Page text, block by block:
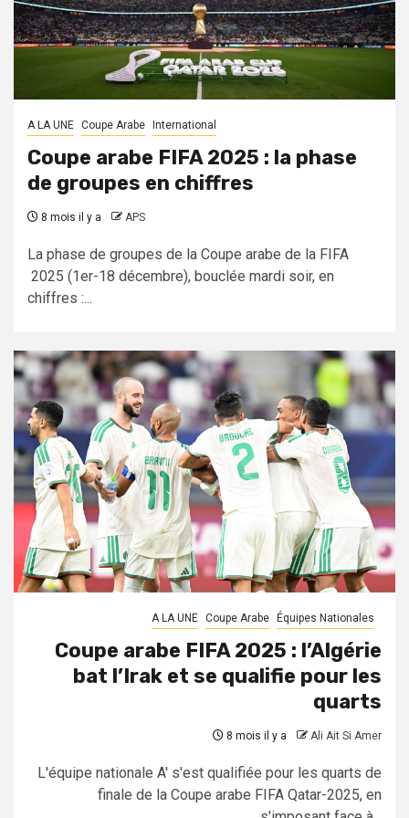
A LA UNE Coupe Arabe International
Coupe arabe FIFA 2025 : la phase
de groupes en chiffres
8 mois il y a APS
La phase de groupes de la Coupe arabe de la FIFA
2025 (1er-18 décembre), bouclée mardi soir, en
chiffres :...
A LA UNE Coupe Arabe Équipes Nationales
Coupe arabe FIFA 2025 : l’Algérie
bat l’Irak et se qualifie pour les
quarts
8 mois il y a Ali Ait Si Amer
L'équipe nationale A' s'est qualifiée pour les quarts de
finale de la Coupe arabe FIFA Qatar-2025, en